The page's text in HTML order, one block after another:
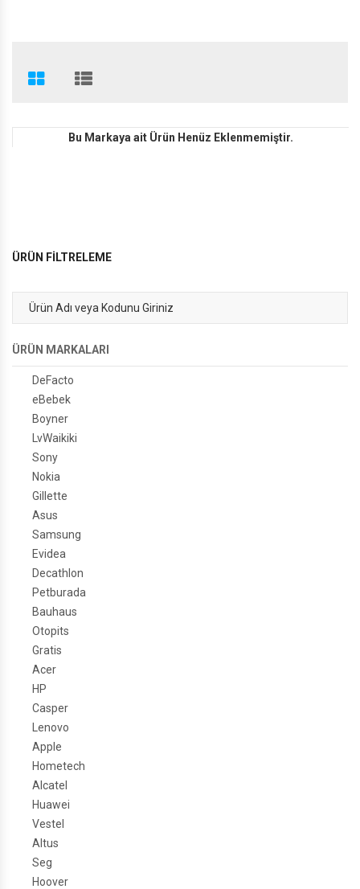
Bu Markaya ait Ürün Henüz Eklenmemiştir.
ÜRÜN FİLTRELEME
ÜRÜN MARKALARI
DeFacto
eBebek
Boyner
LvWaikiki
Sony
Nokia
Gillette
Asus
Samsung
Evidea
Decathlon
Petburada
Bauhaus
Otopits
Gratis
Acer
HP
Casper
Lenovo
Apple
Hometech
Alcatel
Huawei
Vestel
Altus
Seg
Hoover